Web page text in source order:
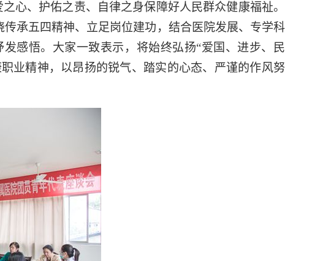
心、护佑之责、自律之身保障好人民群众健康福祉。
承五四精神、立足岗位建功，结合医院发展、专学科
感悟。大家一致表示，将始终弘扬“爱国、进步、民
业精神，以昂扬的锐气、踏实的心态、严谨的作风努